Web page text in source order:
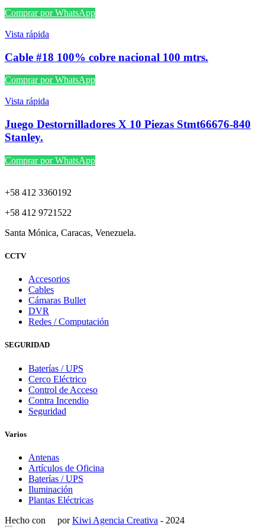
Comprar por WhatsApp
Vista rápida
Cable #18 100% cobre nacional 100 mtrs.
Comprar por WhatsApp
Vista rápida
Juego Destornilladores X 10 Piezas Stmt66676-840
Stanley.
Comprar por WhatsApp
+58 412 3360192
+58 412 9721522
Santa Mónica, Caracas, Venezuela.
CCTV
Accesorios
Cables
Cámaras Bullet
DVR
Redes / Computación
SEGURIDAD
Baterías / UPS
Cerco Eléctrico
Control de Acceso
Contra Incendio
Seguridad
Varios
Antenas
Artículos de Oficina
Baterías / UPS
Iluminación
Plantas Eléctricas
Hecho con
porKiwi Agencia Creativa - 2024